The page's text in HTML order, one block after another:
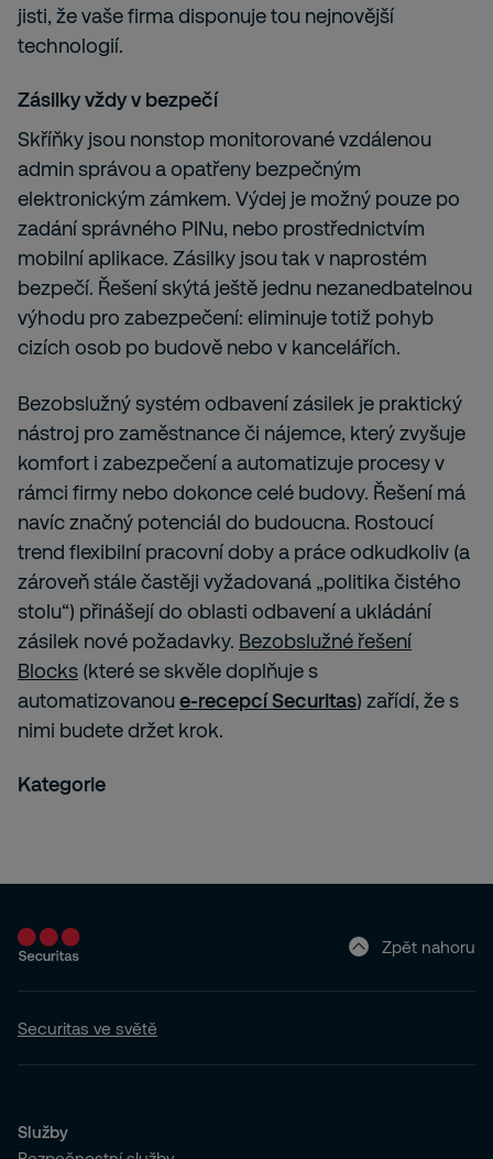
jisti, že vaše firma disponuje tou nejnovější
technologií.
Zásilky vždy v bezpečí
Skříňky jsou nonstop monitorované vzdálenou
admin správou a opatřeny bezpečným
elektronickým zámkem. Výdej je možný pouze po
zadání správného PINu, nebo prostřednictvím
mobilní aplikace. Zásilky jsou tak v naprostém
bezpečí. Řešení skýtá ještě jednu nezanedbatelnou
výhodu pro zabezpečení: eliminuje totiž pohyb
cizích osob po budově nebo v kancelářích.
Bezobslužný systém odbavení zásilek je praktický
nástroj pro zaměstnance či nájemce, který zvyšuje
komfort i zabezpečení a automatizuje procesy v
rámci firmy nebo dokonce celé budovy. Řešení má
navíc značný potenciál do budoucna. Rostoucí
trend flexibilní pracovní doby a práce odkudkoliv (a
zároveň stále častěji vyžadovaná „politika čistého
stolu“) přinášejí do oblasti odbavení a ukládání
zásilek nové požadavky. Bezobslužné řešení
Blocks (které se skvěle doplňuje s
automatizovanoue-recepcí Securitas) zařídí, že s
nimi budete držet krok.
Kategorie
Zpět nahoru
Securitas ve světě
Služby